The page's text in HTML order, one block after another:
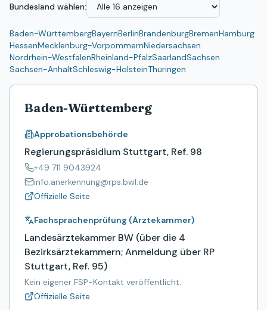
Bundesland wählen:
Baden-WürttembergBayernBerlinBrandenburgBremenHamburg
HessenMecklenburg-VorpommernNiedersachsen
Nordrhein-WestfalenRheinland-PfalzSaarlandSachsen
Sachsen-AnhaltSchleswig-HolsteinThüringen
Baden-Württemberg
Approbationsbehörde
Regierungspräsidium Stuttgart, Ref. 98
+49 711 9043924
info.anerkennung@rps.bwl.de
Offizielle Seite
Fachsprachenprüfung (Ärztekammer)
Landesärztekammer BW (über die 4
Bezirksärztekammern; Anmeldung über RP
Stuttgart, Ref. 95)
Kein eigener FSP-Kontakt veröffentlicht.
Offizielle Seite